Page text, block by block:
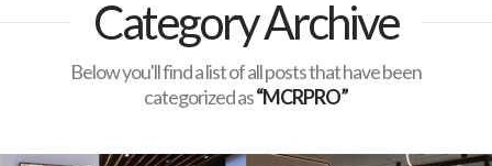
Category Archive
Below you'll find a list of all posts that have been
categorized as“MCRPRO”